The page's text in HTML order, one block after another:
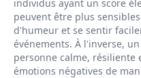
individus ayant un score
peuvent être plus
d'humeur et se sentir
événements. À l'inverse,
personne calme, résiliente
émotions négatives de